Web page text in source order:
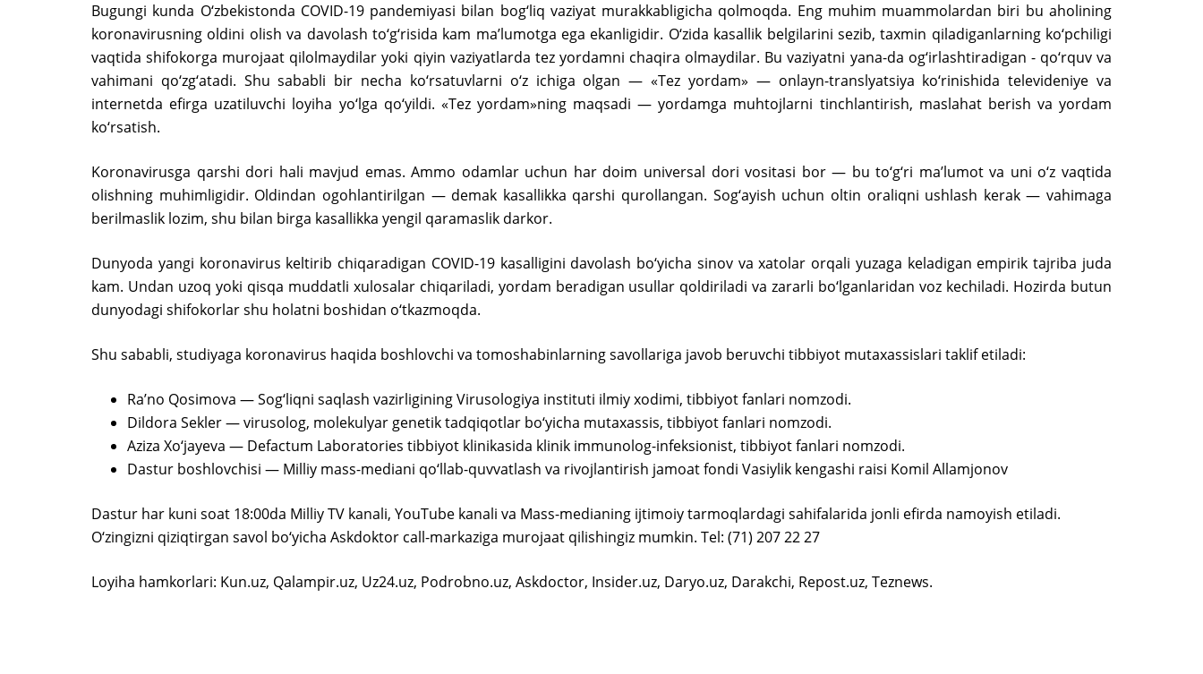
Bugungi kunda O‘zbekistonda COVID-19 pandemiyasi bilan bog‘liq vaziyat murakkabligicha qolmoqda. Eng muhim muammolardan biri bu aholining
koronavirusning oldini olish va davolash to‘g‘risida kam maʼlumotga ega ekanligidir. O‘zida kasallik belgilarini sezib, taxmin qiladiganlarning ko‘pchiligi
vaqtida shifokorga murojaat qilolmaydilar yoki qiyin vaziyatlarda tez yordamni chaqira olmaydilar. Bu vaziyatni yana-da og‘irlashtiradigan - qo‘rquv va
vahimani qo‘zg‘atadi. Shu sababli bir necha ko‘rsatuvlarni o‘z ichiga olgan — «Tez yordam» — onlayn-translyatsiya ko‘rinishida televideniye va
internetda efirga uzatiluvchi loyiha yo‘lga qo‘yildi. «Tez yordam»ning maqsadi — yordamga muhtojlarni tinchlantirish, maslahat berish va yordam
ko‘rsatish.
Koronavirusga qarshi dori hali mavjud emas. Ammo odamlar uchun har doim universal dori vositasi bor — bu to‘g‘ri maʼlumot va uni o‘z vaqtida
olishning muhimligidir. Oldindan ogohlantirilgan — demak kasallikka qarshi qurollangan. Sog‘ayish uchun oltin oraliqni ushlash kerak — vahimaga
berilmaslik lozim, shu bilan birga kasallikka yengil qaramaslik darkor.
Dunyoda yangi koronavirus keltirib chiqaradigan COVID-19 kasalligini davolash bo‘yicha sinov va xatolar orqali yuzaga keladigan empirik tajriba juda
kam. Undan uzoq yoki qisqa muddatli xulosalar chiqariladi, yordam beradigan usullar qoldiriladi va zararli bo‘lganlaridan voz kechiladi. Hozirda butun
dunyodagi shifokorlar shu holatni boshidan o‘tkazmoqda.
Shu sababli, studiyaga koronavirus haqida boshlovchi va tomoshabinlarning savollariga javob beruvchi tibbiyot mutaxassislari taklif etiladi:
Raʼno Qosimova — Sog‘liqni saqlash vazirligining Virusologiya instituti ilmiy xodimi, tibbiyot fanlari nomzodi.
Dildora Sekler — virusolog, molekulyar genetik tadqiqotlar bo‘yicha mutaxassis, tibbiyot fanlari nomzodi.
Aziza Xo‘jayeva — Defactum Laboratories tibbiyot klinikasida klinik immunolog-infeksionist, tibbiyot fanlari nomzodi.
Dastur boshlovchisi — Milliy mass-mediani qo‘llab-quvvatlash va rivojlantirish jamoat fondi Vasiylik kengashi raisi Komil Allamjonov
Dastur har kuni soat 18:00da Milliy TV kanali, YouTube kanali va Mass-medianing ijtimoiy tarmoqlardagi sahifalarida jonli efirda namoyish etiladi.
O‘zingizni qiziqtirgan savol bo‘yicha Askdoktor call-markaziga murojaat qilishingiz mumkin. Tel: (71) 207 22 27
Loyiha hamkorlari: Kun.uz, Qalampir.uz, Uz24.uz, Podrobno.uz, Askdoctor, Insider.uz, Daryo.uz, Darakchi, Repost.uz, Teznews.